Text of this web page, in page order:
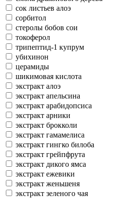
сок листьев алоэ
сорбитол
стеролы бобов сои
токоферол
трипептид-1 купрум
убихинон
церамиды
шикимовая кислота
экстракт алоэ
экстракт апельсина
экстракт арабидопсиса
экстракт арники
экстракт брокколи
экстракт гамамелиса
экстракт гингко билоба
экстракт грейпфрута
экстракт дикого ямса
экстракт ежевики
экстракт женьшеня
экстракт зеленого чая